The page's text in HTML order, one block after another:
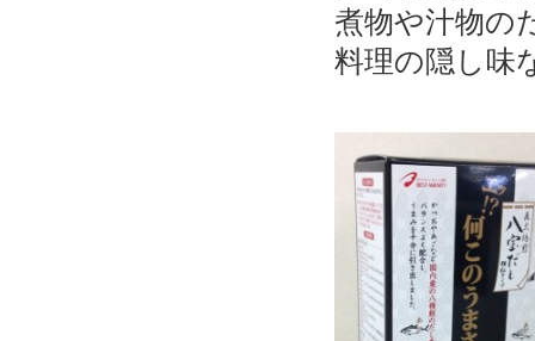
煮物や汁物の
料理の隠し味